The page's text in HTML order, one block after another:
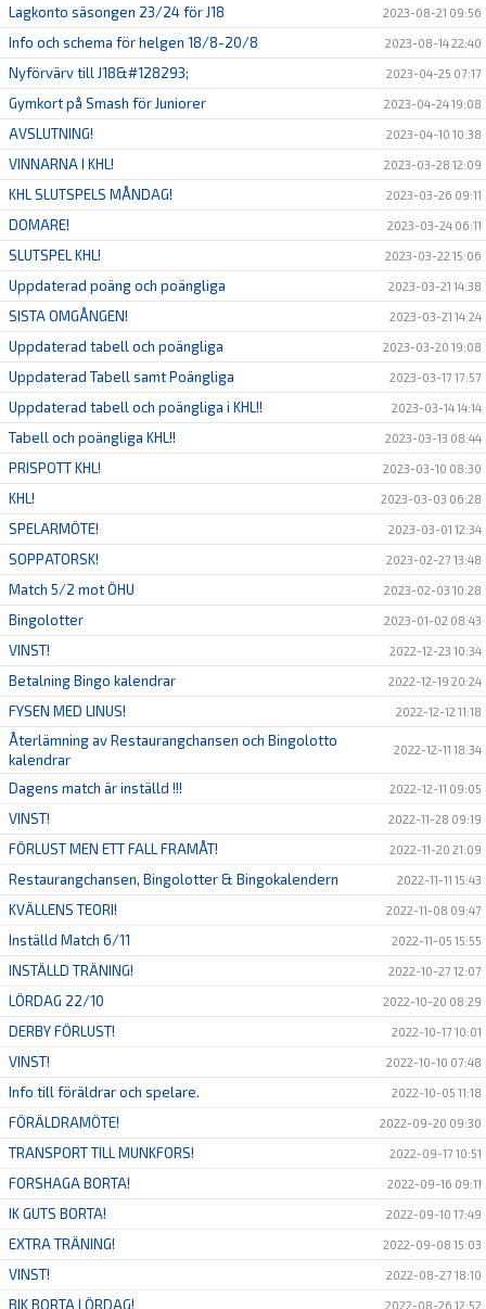
Lagkonto säsongen 23/24 för J18 2023-08-21 09:56
Info och schema för helgen 18/8-20/8 2023-08-14 22:40
Nyförvärv till J18&#128293; 2023-04-25 07:17
Gymkort på Smash för Juniorer 2023-04-24 19:08
AVSLUTNING! 2023-04-10 10:38
VINNARNA I KHL! 2023-03-28 12:09
KHL SLUTSPELS MÅNDAG! 2023-03-26 09:11
DOMARE! 2023-03-24 06:11
SLUTSPEL KHL! 2023-03-22 15:06
Uppdaterad poäng och poängliga 2023-03-21 14:38
SISTA OMGÅNGEN! 2023-03-21 14:24
Uppdaterad tabell och poängliga 2023-03-20 19:08
Uppdaterad Tabell samt Poängliga 2023-03-17 17:57
Uppdaterad tabell och poängliga i KHL!! 2023-03-14 14:14
Tabell och poängliga KHL!! 2023-03-13 08:44
PRISPOTT KHL! 2023-03-10 08:30
KHL! 2023-03-03 06:28
SPELARMÖTE! 2023-03-01 12:34
SOPPATORSK! 2023-02-27 13:48
Match 5/2 mot ÖHU 2023-02-03 10:28
Bingolotter 2023-01-02 08:43
VINST! 2022-12-23 10:34
Betalning Bingo kalendrar 2022-12-19 20:24
FYSEN MED LINUS! 2022-12-12 11:18
Återlämning av Restaurangchansen och Bingolotto
kalendrar
2022-12-11 18:34
Dagens match är inställd !!! 2022-12-11 09:05
VINST! 2022-11-28 09:19
FÖRLUST MEN ETT FALL FRAMÅT! 2022-11-20 21:09
Restaurangchansen, Bingolotter & Bingokalendern 2022-11-11 15:43
KVÄLLENS TEORI! 2022-11-08 09:47
Inställd Match 6/11 2022-11-05 15:55
INSTÄLLD TRÄNING! 2022-10-27 12:07
LÖRDAG 22/10 2022-10-20 08:29
DERBY FÖRLUST! 2022-10-17 10:01
VINST! 2022-10-10 07:48
Info till föräldrar och spelare. 2022-10-05 11:18
FÖRÄLDRAMÖTE! 2022-09-20 09:30
TRANSPORT TILL MUNKFORS! 2022-09-17 10:51
FORSHAGA BORTA! 2022-09-16 09:11
IK GUTS BORTA! 2022-09-10 17:49
EXTRA TRÄNING! 2022-09-08 15:03
VINST! 2022-08-27 18:10
BIK BORTA LÖRDAG! 2022-08-26 12:52